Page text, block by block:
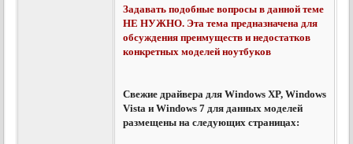
Задавать подобные вопросы в данной теме
НЕ НУЖНО. Эта тема предназначена для
обсуждения преимуществ и недостатков
конкретных моделей ноутбуков
Свежие драйвера для Windows XP, Windows
Vista и Windows 7 для данных моделей
размещены на следующих страницах: